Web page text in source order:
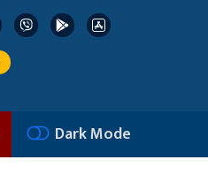
Dark Mode